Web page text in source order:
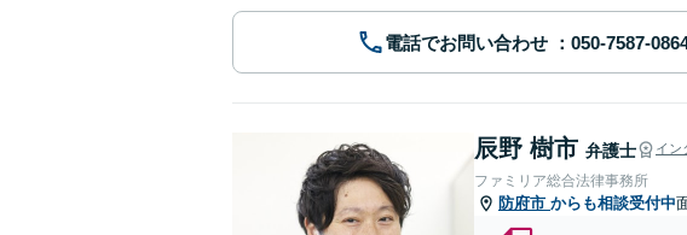
電話でお問い合わせ
辰野 樹市 弁護士 イン
ファミリア総合法律事務所
防府市 からも相談受付中